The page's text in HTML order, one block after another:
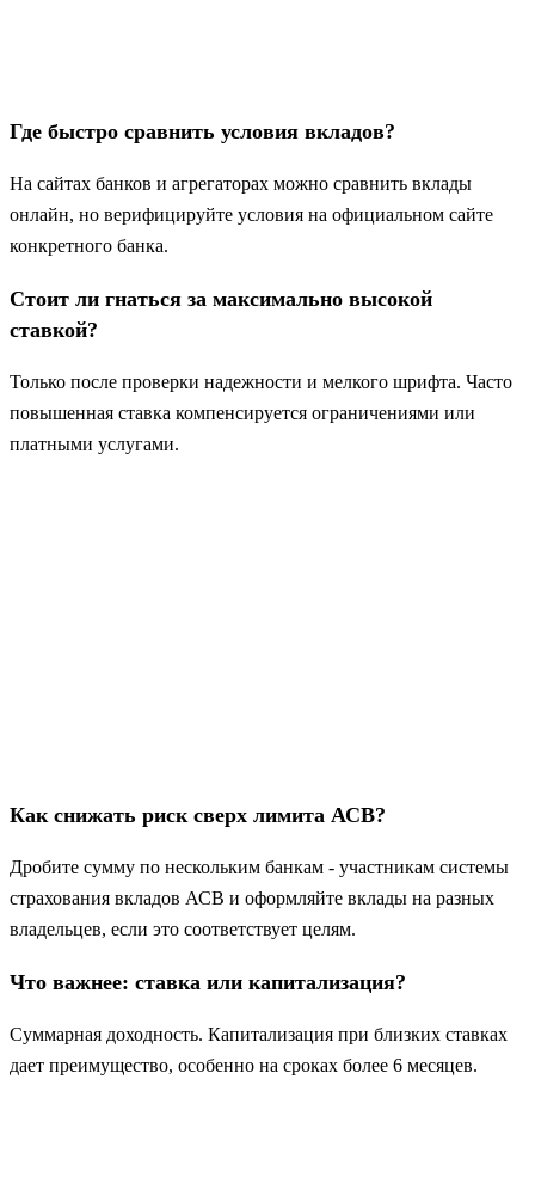
Где быстро сравнить условия вкладов?
На сайтах банков и агрегаторах можно сравнить вклады
онлайн, но верифицируйте условия на официальном сайте
конкретного банка.
Стоит ли гнаться за максимально высокой
ставкой?
Только после проверки надежности и мелкого шрифта. Часто
повышенная ставка компенсируется ограничениями или
платными услугами.
Как снижать риск сверх лимита АСВ?
Дробите сумму по нескольким банкам - участникам системы
страхования вкладов АСВ и оформляйте вклады на разных
владельцев, если это соответствует целям.
Что важнее: ставка или капитализация?
Суммарная доходность. Капитализация при близких ставках
дает преимущество, особенно на сроках более 6 месяцев.